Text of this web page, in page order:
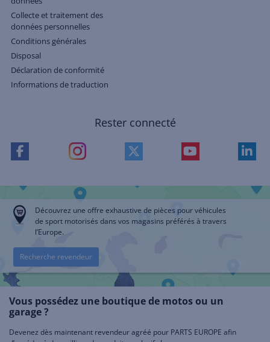
Collecte et traitement des
données personnelles
Conditions générales
Disposal
Déclaration de conformité
Informations de traduction
Rester connecté
Découvrez une offre exhaustive de pièces pour véhicules
de sport motorisés dans vos magasins préférés à travers
l’Europe.
Recherche revendeur
Vous possédez une boutique de motos ou un
garage ?
Devenez dès maintenant revendeur agréé pour PARTS EUROPE afin